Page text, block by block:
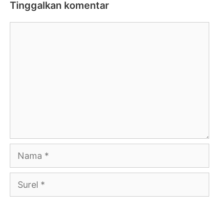
Tinggalkan komentar
Nama
Surel